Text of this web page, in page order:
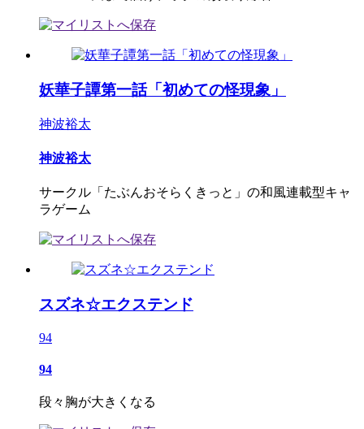
妖華子譚第一話「初めての怪現象」
神波裕太
神波裕太
サークル「たぶんおそらくきっと」の和風連載型キャ
ラゲーム
スズネ☆エクステンド
94
94
段々胸が大きくなる